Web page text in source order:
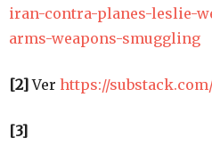
iran-contra-planes-leslie-
arms-weapons-smuggling
[2] Ver https://
[3]